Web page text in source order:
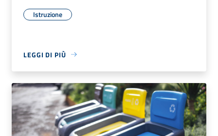
Istruzione
LEGGI DI PIÙ